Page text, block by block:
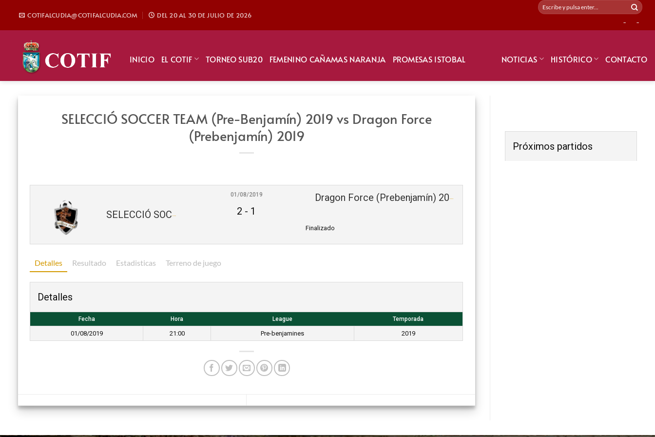
contenido
COTIFALCUDIA@COTIFALCUDIA.COM DEL 20 AL 30 DE JULIO DE 2026
- -
INICIO EL COTIF TORNEO SUB20 FEMENINO CAÑAMAS NARANJA PROMESAS ISTOBAL NOTICIAS HISTÓRICO CONTACTO
SELECCIÓ SOCCER TEAM (Pre-Benjamín) 2019 vs Dragon Force
(Prebenjamín) 2019
SELECCIÓ SOCCER TEAM (Pre-Benjamín) 2019
Dragon Force (Prebenjamín) 2019
01/08/2019
2 - 1
Finalizado
Detalles Resultado Estadisticas Terreno de juego
Detalles
Fecha Hora League Temporada
01/08/2019 21:00 Pre-benjamines 2019
Próximos partidos